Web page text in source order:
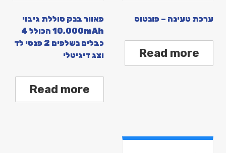
ערכת טעינה – פונטוס
Read more
פאוור בנק סוללת גיבוי
10,000mAh הכולל 4
כבלים נשלפים 2 פנסי לד
וצג דיגיטלי
Read more